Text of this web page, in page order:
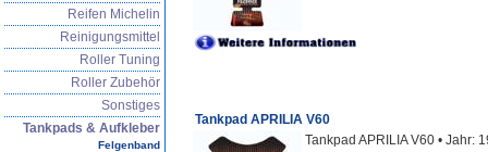
Reifen Michelin
Reinigungsmittel
Roller Tuning
Roller Zubehör
Sonstiges
Tankpads & Aufkleber
Felgenband
Tankpad APRILIA V60
Tankpad APRILIA V60 • Jahr: